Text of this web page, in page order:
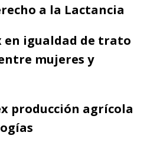
a la Lactancia
en igualdad de trato
mujeres y
producción agrícola